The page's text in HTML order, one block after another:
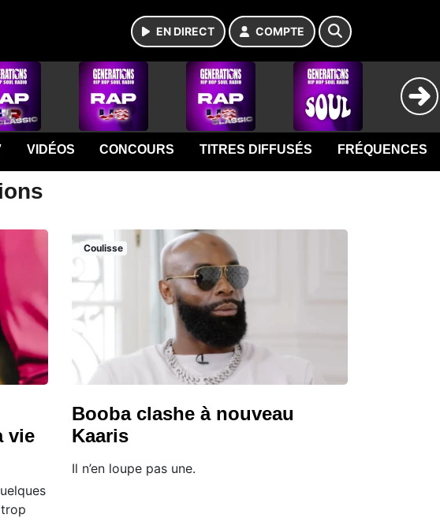
EN DIRECT COMPTE
VIDÉOS CONCOURS TITRES DIFFUSÉS FRÉQUENCES
vie
Coulisse
Booba clashe à nouveau
Kaaris
Il n’en loupe pas une.